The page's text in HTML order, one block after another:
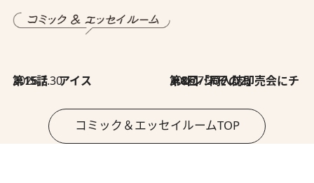
2026.7.30
第15話 アイス 2026.7.30
第8回「同人誌即売会にチャレンジ その2」
コミック＆エッセイルームTOP